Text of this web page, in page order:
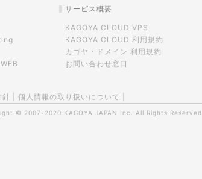
サービス概要
KAGOYA CLOUD VPS
KAGOYA CLOUD 利用規約
カゴヤ・ドメイン 利用規約
お問い合わせ窓口
針 個人情報の取り扱いについて
© 2007-2020 KAGOYA JAPAN Inc. All Rights Reserved.